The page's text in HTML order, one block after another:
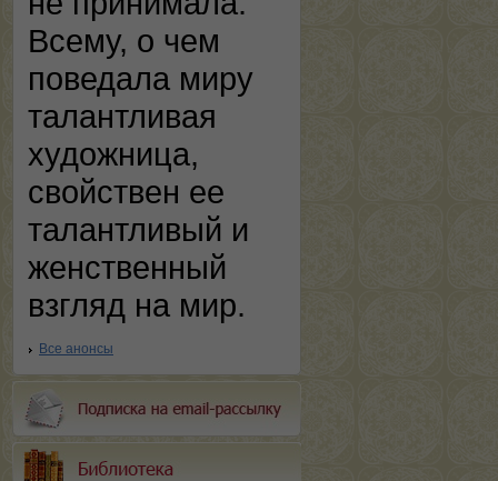
Всему, о чем
поведала миру
талантливая
художница,
свойствен ее
талантливый и
женственный
взгляд на мир.
Все анонсы